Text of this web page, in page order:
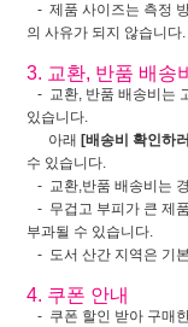
- 제품 사이즈는 측정
의 사유가 되지 않습니다.
3. 교환, 반품 배송
- 교환, 반품 배송비는
있습니다.
아래 [배송비 확인하
수 있습니다.
- 교환,반품 배송비는
- 무겁고 부피가 큰 제
부과될 수 있습니다.
- 도서 산간 지역은 기
4. 쿠폰 안내
- 쿠폰 할인 받아 구매